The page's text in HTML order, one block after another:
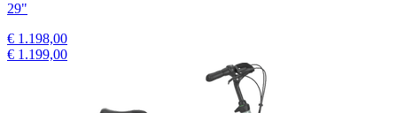
29"
€ 1.198,00
€ 1.199,00